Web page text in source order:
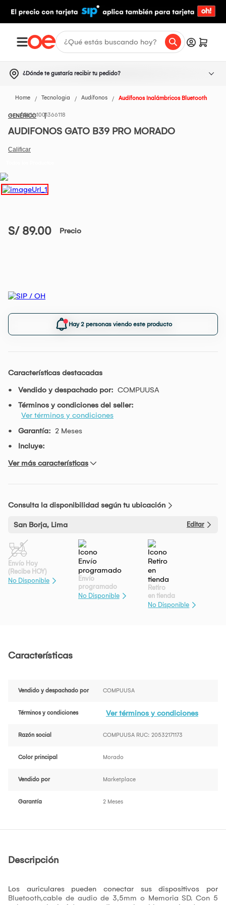
¿Dónde te gustaría recibir tu pedido?
Home Tecnologia Audífonos Audífonos Inalámbricos Bluetooth
GENÉRICO1001366118
AUDIFONOS GATO B39 PRO MORADO
S/ 89.00 Precio
Hay 2 personas viendo este producto
Características destacadas
Vendido y despachado por: COMPUUSA
Términos y condiciones del seller:
Ver términos y condiciones
Garantía: 2 Meses
Incluye:
Ver más características
Consulta la disponibilidad según tu ubicación
San Borja, Lima Editar
Envío Hoy
(Recibe HOY)
No Disponible
Envío
programado
No Disponible
Retiro
en tienda
No Disponible
Características
Vendido y despachado por COMPUUSA
Términos y condiciones Ver términos y condiciones
Razón social COMPUUSA RUC: 20532171173
Color principal Morado
Vendido por Marketplace
Garantía 2 Meses
Descripción
Los auriculares pueden conectar sus dispositivos por
Bluetooth,cable de audio de 3,5mm o Memoria SD. Con 5